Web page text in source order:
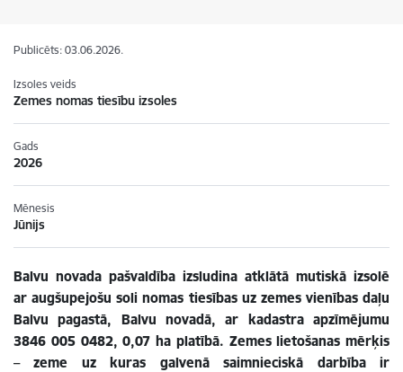
Publicēts: 03.06.2026.
Izsoles veids
Zemes nomas tiesību izsoles
Gads
2026
Mēnesis
Jūnijs
Balvu novada pašvaldība izsludina atklātā mutiskā izsolē
ar augšupejošu soli nomas tiesības uz zemes vienības daļu
Balvu pagastā, Balvu novadā, ar kadastra apzīmējumu
3846 005 0482, 0,07 ha platībā. Zemes lietošanas mērķis
– zeme uz kuras galvenā saimnieciskā darbība ir